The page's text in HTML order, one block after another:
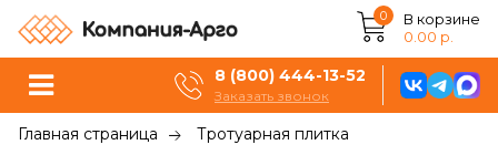
0
В корзине
0.00 р.
8 (800) 444-13-52
Заказать звонок
Главная страница Тротуарная плитка